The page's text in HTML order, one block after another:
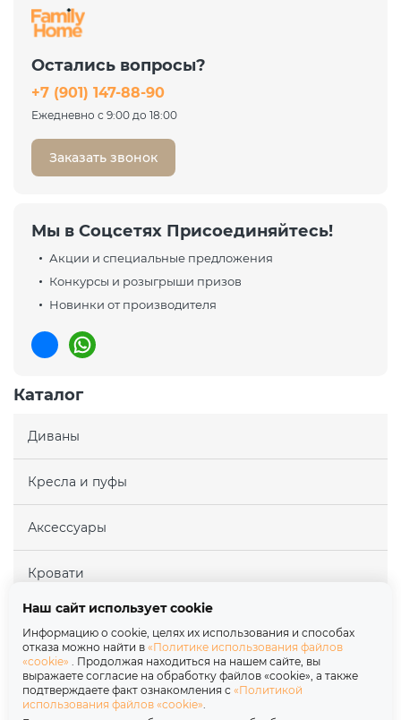
Диван Баден California 07
серый
65 420 ₽ 87 226 ₽
Остались вопросы?
+7 (901) 147-88-90
Ежедневно с 9:00 до 18:00
Заказать звонок
Мы в Соцсетях Присоединяйтесь!
Акции и специальные предложения
Конкурсы и розыгрыши призов
Новинки от производителя
Каталог
Диваны
Кресла и пуфы
Аксессуары
Кровати
Покупателям
Партнерам
Наш сайт использует cookie
Информацию о cookie, целях их использования и способах
отказа можно найти в «Политике использования файлов
«cookie» . Продолжая находиться на нашем сайте, вы
выражаете согласие на обработку файлов «cookie», а также
подтверждаете факт ознакомления с «Политикой
использования файлов «cookie».